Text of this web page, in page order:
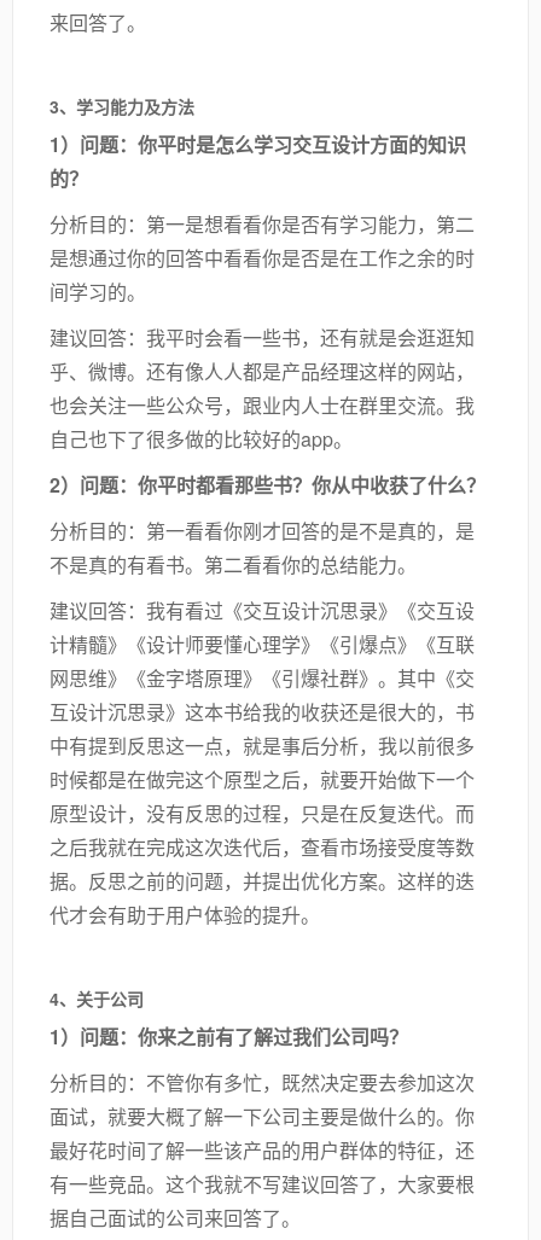
来回答了。
3、学习能力及方法
1）问题：你平时是怎么学习交互设计方面的知识
的？
分析目的：第一是想看看你是否有学习能力，第二
是想通过你的回答中看看你是否是在工作之余的时
间学习的。
建议回答：我平时会看一些书，还有就是会逛逛知
乎、微博。还有像人人都是产品经理这样的网站，
也会关注一些公众号，跟业内人士在群里交流。我
自己也下了很多做的比较好的app。
2）问题：你平时都看那些书？你从中收获了什么？
分析目的：第一看看你刚才回答的是不是真的，是
不是真的有看书。第二看看你的总结能力。
建议回答：我有看过《交互设计沉思录》《交互设
计精髓》《设计师要懂心理学》《引爆点》《互联
网思维》《金字塔原理》《引爆社群》。其中《交
互设计沉思录》这本书给我的收获还是很大的，书
中有提到反思这一点，就是事后分析，我以前很多
时候都是在做完这个原型之后，就要开始做下一个
原型设计，没有反思的过程，只是在反复迭代。而
之后我就在完成这次迭代后，查看市场接受度等数
据。反思之前的问题，并提出优化方案。这样的迭
代才会有助于用户体验的提升。
4、关于公司
1）问题：你来之前有了解过我们公司吗？
分析目的：不管你有多忙，既然决定要去参加这次
面试，就要大概了解一下公司主要是做什么的。你
最好花时间了解一些该产品的用户群体的特征，还
有一些竞品。这个我就不写建议回答了，大家要根
据自己面试的公司来回答了。